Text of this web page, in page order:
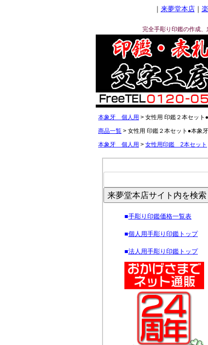
｜ 来夢堂本店｜
完全手彫り印鑑の作成
本象牙 個人用
女性用 印鑑２本セット
商品一覧
女性用 印鑑２本セット●本象
本象牙 個人用
女性用印鑑 2本セット
来夢堂本店サイト内を検索
■手彫り印鑑価格一覧表
■個人用手彫り印鑑トップ
■法人用手彫り印鑑トップ